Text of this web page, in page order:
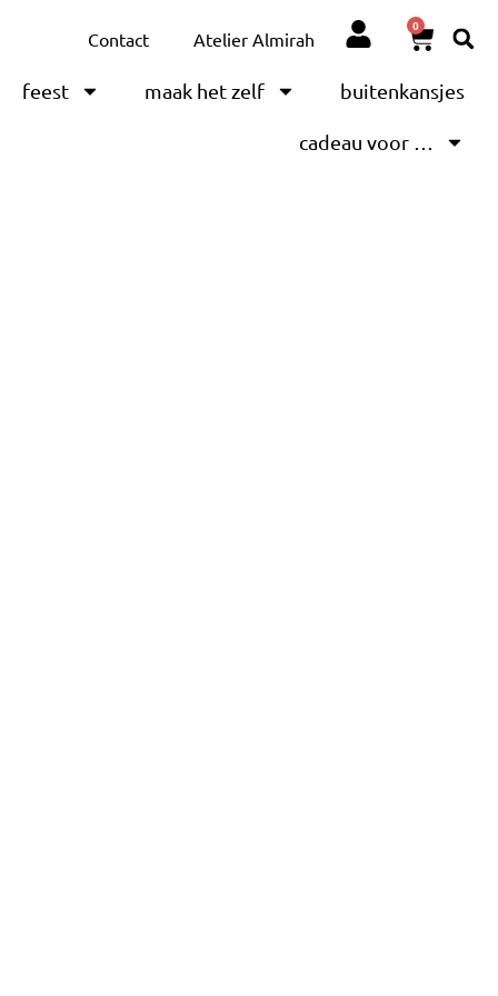
Contact Atelier Almirah
0
feest maak het zelf buitenkansjes
cadeau voor …